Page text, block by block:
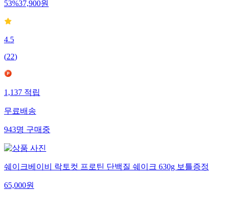
53%37,900원
4.5
(22)
1,137적립
무료배송
943명구매중
쉐이크베이비 락토컷 프로틴 단백질 쉐이크 630g 보틀증정
65,000원